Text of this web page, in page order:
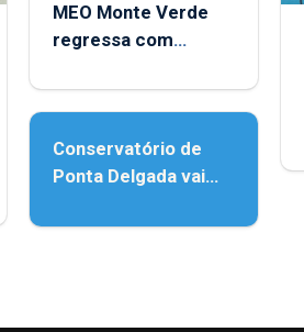
MEO Monte Verde
regressa com
acessibilidade
Conservatório de
Ponta Delgada vai
instrumentos